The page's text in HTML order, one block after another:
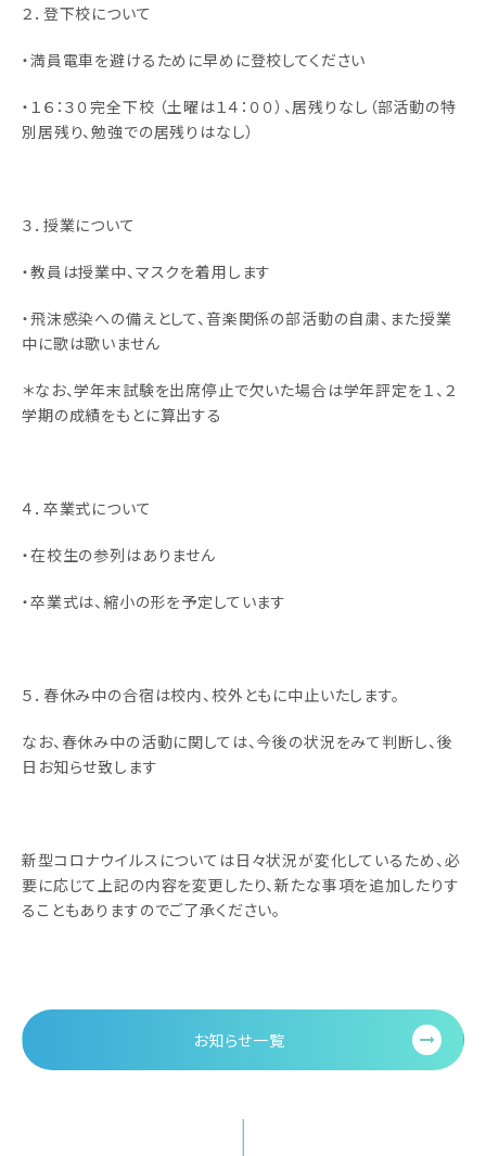
２．登下校について
・満員電車を避けるために早めに登校してください
・１６：３０完全下校 （土曜は１４：００）、居残りなし（部活動の特
別居残り、勉強での居残りはなし）
３．授業について
・教員は授業中、マスクを着用します
・飛沫感染への備えとして、音楽関係の部活動の自粛、また授業
中に歌は歌いません
＊なお、学年末試験を出席停止で欠いた場合は学年評定を１、２
学期の成績をもとに算出する
４．卒業式について
・在校生の参列はありません
・卒業式は、縮小の形を予定しています
５．春休み中の合宿は校内、校外ともに中止いたします。
なお、春休み中の活動に関しては、今後の状況をみて判断し、後
日お知らせ致します
新型コロナウイルスについては日々状況が変化しているため、必
要に応じて上記の内容を変更したり、新たな事項を追加したりす
ることもありますのでご了承ください。
お知らせ一覧